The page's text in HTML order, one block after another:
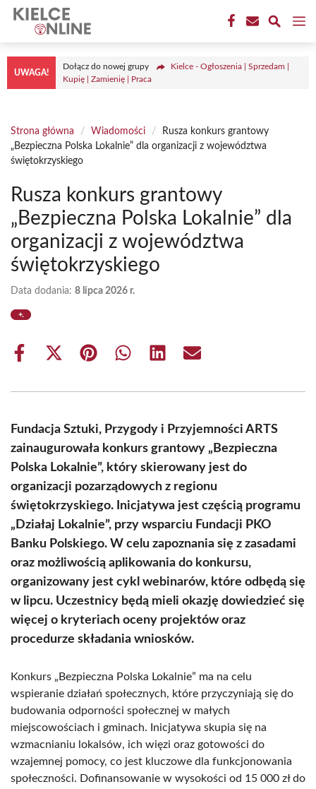
Przejdź
treści
UWAGA!
Dołącz do nowej grupy
Kielce - Ogłoszenia | Sprzedam |
Kupię | Zamienię | Praca
Strona główna / Wiadomości /
Rusza konkurs grantowy
„Bezpieczna Polska Lokalnie” dla organizacji z województwa
świętokrzyskiego
Rusza konkurs grantowy
„Bezpieczna Polska Lokalnie” dla
organizacji z województwa
świętokrzyskiego
Data dodania: 8 lipca 2026 r.
Share
Share
(Twitter)
Share Share Share Share
Fundacja Sztuki, Przygody i Przyjemności ARTS
zainaugurowała konkurs grantowy „Bezpieczna
Polska Lokalnie”, który skierowany jest do
organizacji pozarządowych z regionu
świętokrzyskiego. Inicjatywa jest częścią programu
„Działaj Lokalnie”, przy wsparciu Fundacji PKO
Banku Polskiego. W celu zapoznania się z zasadami
oraz możliwością aplikowania do konkursu,
organizowany jest cykl webinarów, które odbędą się
w lipcu. Uczestnicy będą mieli okazję dowiedzieć się
więcej o kryteriach oceny projektów oraz
procedurze składania wniosków.
Konkurs „Bezpieczna Polska Lokalnie” ma na celu
wspieranie działań społecznych, które przyczyniają się do
budowania odporności społecznej w małych
miejscowościach i gminach. Inicjatywa skupia się na
wzmacnianiu lokalsów, ich więzi oraz gotowości do
wzajemnej pomocy, co jest kluczowe dla funkcjonowania
społeczności. Dofinansowanie w wysokości od 15 000 zł do